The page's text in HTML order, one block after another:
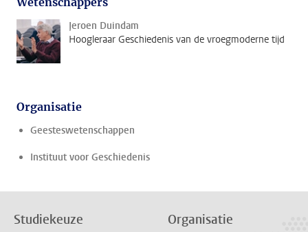
Jeroen Duindam
Hoogleraar Geschiedenis van de vroegmoderne tijd
Organisatie
Geesteswetenschappen
Instituut voor Geschiedenis
Studiekeuze Organisatie